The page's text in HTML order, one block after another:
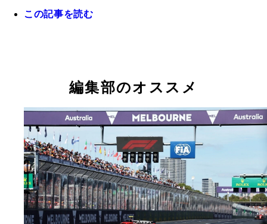
す」（浅木泰昭）
います」（堂本光一）
プロジェクト成功の舞台裏を明かす。堂本光一氏
この記事を読む
編集部のオススメ